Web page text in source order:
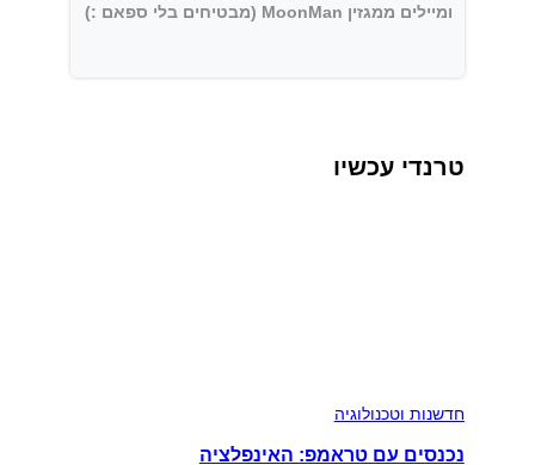
ומיילים ממגזין MoonMan (מבטיחים בלי ספאם :)
טרנדי עכשיו
חדשנות וטכנולוגיה
נכנסים עם טראמפ: האינפלציה